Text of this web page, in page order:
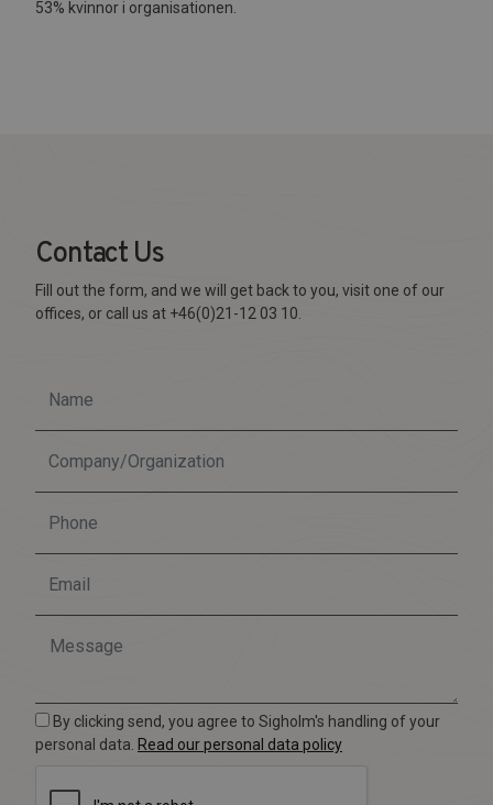
53% kvinnor i organisationen.
Contact Us
Fill out the form, and we will get back to you, visit one of our
offices, or call us at +46(0)21-12 03 10.
By clicking send, you agree to Sigholm's handling of your
personal data. Read our personal data policy